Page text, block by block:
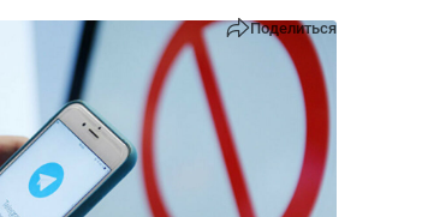
Поделиться